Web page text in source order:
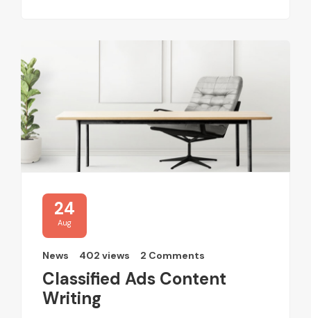
24
Aug
News 402 views 2 Comments
Classified Ads Content
Writing